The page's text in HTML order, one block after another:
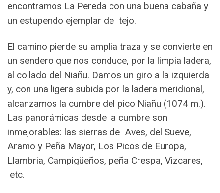
encontramos La Pereda con una buena cabaña y
un estupendo ejemplar de tejo.
El camino pierde su amplia traza y se convierte en
un sendero que nos conduce, por la limpia ladera,
al collado del Niañu. Damos un giro a la izquierda
y, con una ligera subida por la ladera meridional,
alcanzamos la cumbre del pico Niañu (1074 m.).
Las panorámicas desde la cumbre son
inmejorables: las sierras de Aves, del Sueve,
Aramo y Peña Mayor, Los Picos de Europa,
Llambria, Campigüeños, peña Crespa, Vizcares,
etc.